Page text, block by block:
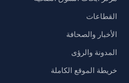
القطاعات
الأخبار والصحافة
المدونة والرؤى
خريطة الموقع الكاملة